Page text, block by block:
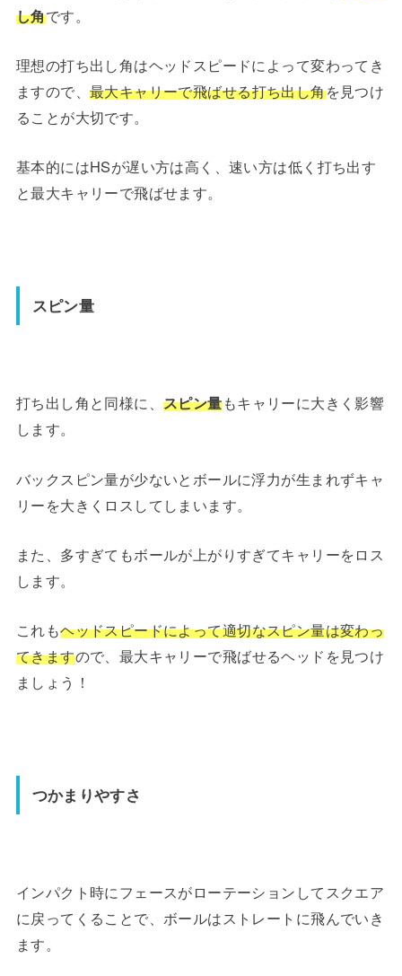
し角です。
理想の打ち出し角はヘッドスピードによって変わってき
ますので、 最大キャリーで飛ばせる打ち出し角を見つけ
ることが大切です。
基本的にはHSが遅い方は高く、速い方は低く打ち出す
と最大キャリーで飛ばせます。
スピン量
打ち出し角と同様に、スピン量もキャリーに大きく影響
します。
バックスピン量が少ないとボールに浮力が生まれずキャ
リーを大きくロスしてしまいます。
また、多すぎてもボールが上がりすぎてキャリーをロス
します。
これもヘッドスピードによって適切なスピン量は変わっ
てきますので、最大キャリーで飛ばせるヘッドを見つけ
ましょう！
つかまりやすさ
インパクト時にフェースがローテーションしてスクエア
に戻ってくることで、ボールはストレートに飛んでいき
ます。